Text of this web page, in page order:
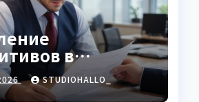
в
STUDIOHALLO_